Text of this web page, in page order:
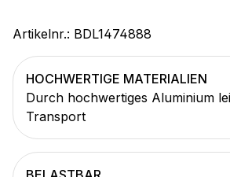
Artikelnr.: BDL1474888
HOCHWERTIGE MATERIALIEN
Durch hochwertiges Aluminium
Transport